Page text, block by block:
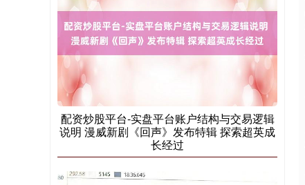
期指IC0 7730.00 -1.00 -0.01%
配资炒股平台-实盘平台账户结构与交易逻辑
说明 漫威新剧《回声》发布特辑 探索超英成
长经过